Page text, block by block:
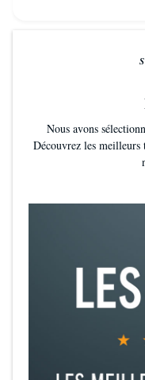
Nous avons
Découvrez les meilleurs